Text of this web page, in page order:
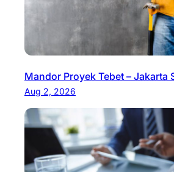
Mandor Proyek Tebet – Jakarta
Aug 2, 2026